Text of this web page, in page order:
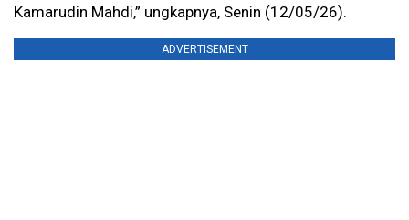
Kamarudin Mahdi,” ungkapnya, Senin (12/05/26).
ADVERTISEMENT